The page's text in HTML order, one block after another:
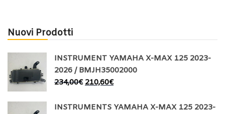
Nuovi Prodotti
INSTRUMENT YAMAHA X-MAX 125 2023-
2026 / BMJH35002000
234,00€ 210,60€
INSTRUMENTS YAMAHA X-MAX 125 2023-